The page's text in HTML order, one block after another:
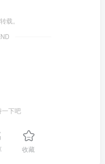
载。
一下吧
收藏